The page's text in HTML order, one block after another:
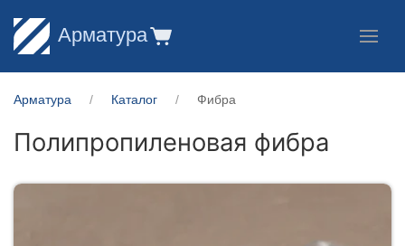
Арматура
Арматура Каталог Фибра
Полипропиленовая фибра